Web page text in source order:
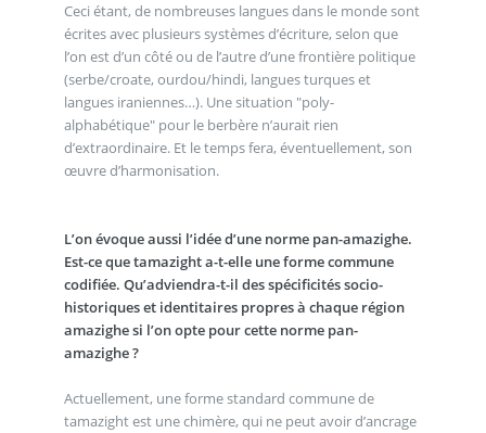
Ceci étant, de nombreuses langues dans le monde sont
écrites avec plusieurs systèmes d’écriture, selon que
l’on est d’un côté ou de l’autre d’une frontière politique
(serbe/croate, ourdou/hindi, langues turques et
langues iraniennes…). Une situation "poly-
alphabétique" pour le berbère n’aurait rien
d’extraordinaire. Et le temps fera, éventuellement, son
œuvre d’harmonisation.
L’on évoque aussi l’idée d’une norme pan-amazighe.
Est-ce que tamazight a-t-elle une forme commune
codifiée. Qu’adviendra-t-il des spécificités socio-
historiques et identitaires propres à chaque région
amazighe si l’on opte pour cette norme pan-
amazighe ?
Actuellement, une forme standard commune de
tamazight est une chimère, qui ne peut avoir d’ancrage